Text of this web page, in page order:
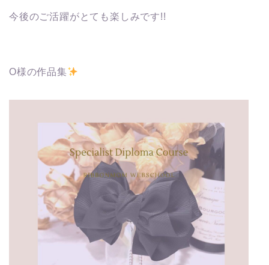
今後のご活躍がとても楽しみです!!
O様の作品集